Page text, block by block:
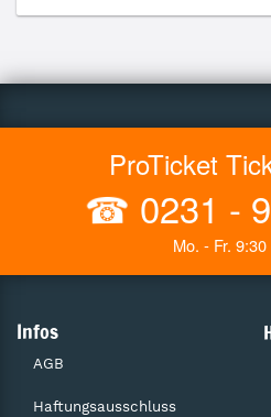
ProTicket
☎ 0231 -
Mo. - Fr.
Infos
AGB
Haftungsausschluss